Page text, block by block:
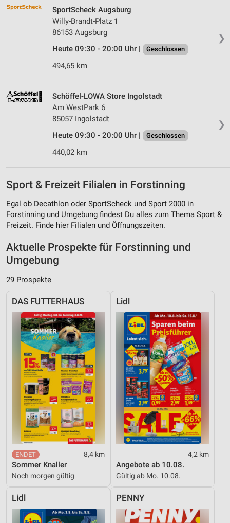
❯
SportScheck Augsburg
Willy-Brandt-Platz 1
86153 Augsburg
Heute 09:30 - 20:00 Uhr |
Geschlossen
494,65 km
❯
Schöffel-LOWA Store Ingolstadt
Am WestPark 6
85057 Ingolstadt
Heute 09:30 - 20:00 Uhr |
Geschlossen
440,02 km
Sport & Freizeit Filialen in Forstinning
Egal ob Decathlon oder SportScheck und Sport 2000 in
Forstinning und Umgebung findest Du alles zum Thema Sport &
Freizeit. Finde hier Filialen und Öffnungszeiten.
Aktuelle Prospekte für Forstinning und
Umgebung
29 Prospekte
DAS FUTTERHAUS
8,4 km
Sommer Knaller
Noch morgen gültig
Lidl
4,2 km
Angebote ab 10.08.
Gültig ab Mo. 10.08.
Lidl PENNY